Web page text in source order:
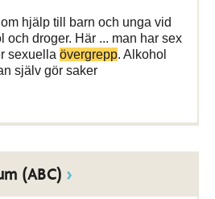
hjälp till barn och unga vid
och droger. Här ... man har sex
sexuella övergrepp. Alkohol
själv gör saker
(ABC)